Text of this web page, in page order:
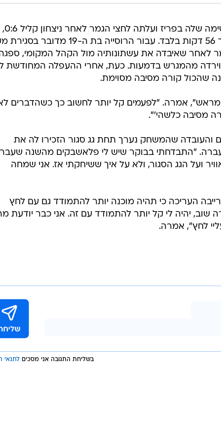
על הרומנייה סוראנה קירסטאה בתוך 56 דקות בלבד. עבור הרוסייה בת ה-19
לאחר שאיבדה את עשתונותיה מול הקהל המקומי,
מהמגרש בדמעות. כעת, אחרי ההעפלה המחודשת
שהכול קורה מסיבה מסוימת.
מראש", אמרה. "לפעמים קל יותר לחשוב כך כשהדברים
מסיבה כלשהי'".
והעובדה שהמשחק נערך תחת גג סגור הזכירו לה את
"התבדחתי בבוקר שיש לי פלאשבקים מהשנה
ועל הגג הסגור, ולא על איך ששיחקתי אז. אני שמחה
העריכה כי תהיה מוכנה יותר להתמודד גם עם לחץ
שוב, יהיה לי קל יותר להתמודד עם זה. אני כבר יודעת
לחץ", אמרה.
בשליחת התגובה אני מסכים לתנאי